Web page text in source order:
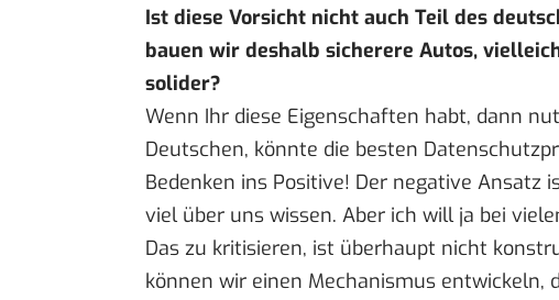
Ist diese Vorsicht nicht auch Teil des
bauen wir deshalb sicherere Autos,
solider?
Wenn Ihr diese Eigenschaften habt, dann
Deutschen, könnte die besten
Bedenken ins Positive! Der negative Ansatz
viel über uns wissen. Aber ich will ja bei
Das zu kritisieren, ist überhaupt nicht
können wir einen Mechanismus entwickeln,